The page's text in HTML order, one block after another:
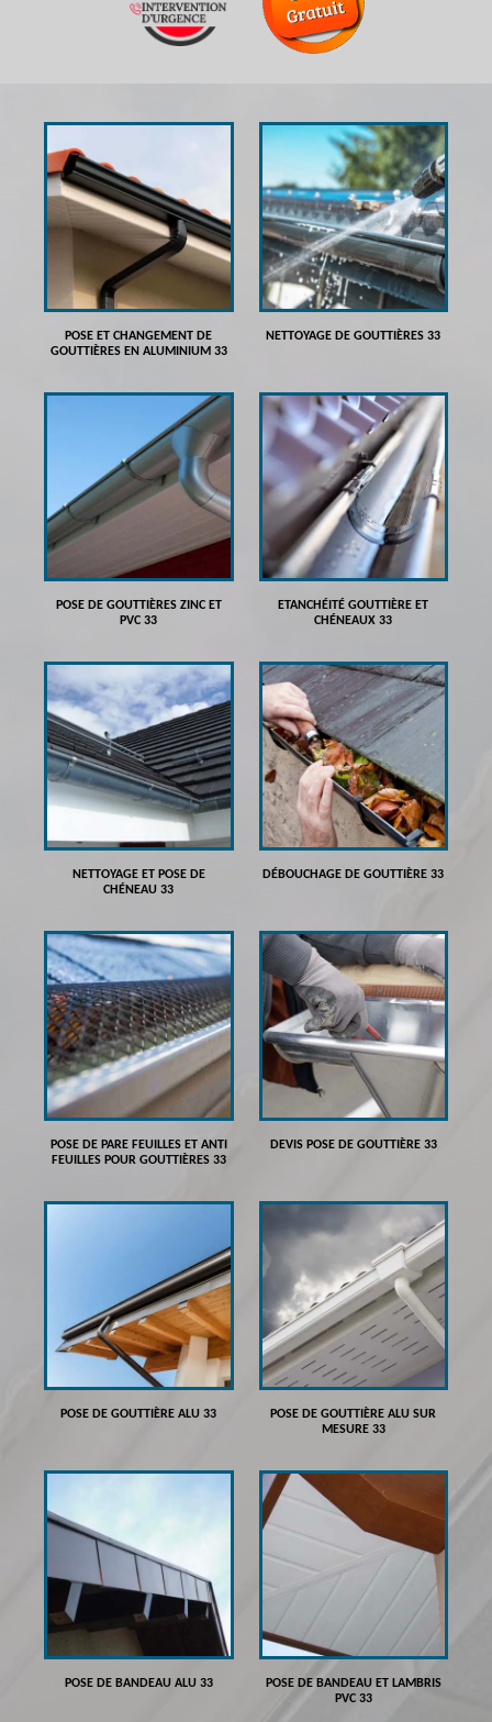
POSE ET CHANGEMENT DE
GOUTTIÈRES EN ALUMINIUM 33
NETTOYAGE DE GOUTTIÈRES 33
POSE DE GOUTTIÈRES ZINC ET
PVC 33
ETANCHÉITÉ GOUTTIÈRE ET
CHÉNEAUX 33
NETTOYAGE ET POSE DE
CHÉNEAU 33
DÉBOUCHAGE DE GOUTTIÈRE 33
POSE DE PARE FEUILLES ET ANTI
FEUILLES POUR GOUTTIÈRES 33
DEVIS POSE DE GOUTTIÈRE 33
POSE DE GOUTTIÈRE ALU 33
POSE DE GOUTTIÈRE ALU SUR
MESURE 33
POSE DE BANDEAU ALU 33
POSE DE BANDEAU ET LAMBRIS
PVC 33